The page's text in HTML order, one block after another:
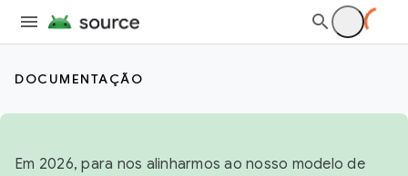
DOCUMENTAÇÃO
Em 2026, para nos alinharmos ao nosso modelo de